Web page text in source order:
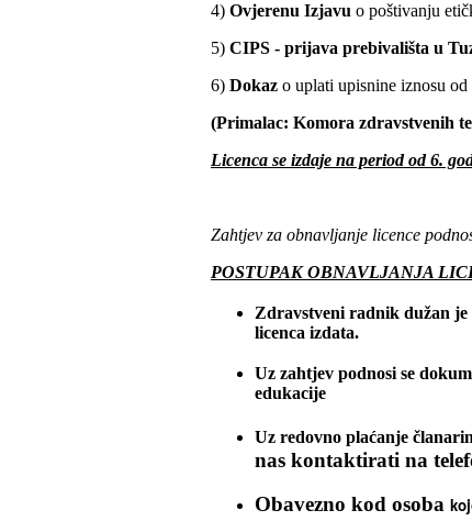
4) Ovjerenu Izjavu o poštivanju
5) CIPS - prijava prebivališta u
6) Dokaz o uplati upisnine iznosu
(Primalac: Komora zdravstvenih
Licenca se izdaje na period od 6.
Zahtjev za obnavljanje licence
POSTUPAK OBNAVLJANJA
Zdravstveni radnik dužan je
licenca izdata.
Uz zahtjev podnosi se
edukacije
Uz redovno plaćanje
nas kontaktirati na
Obavezno kod osoba